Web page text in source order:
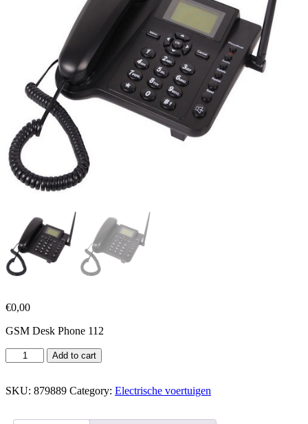
€0,00
GSM Desk Phone 112
Add to cart
SKU: 879889 Category: Electrische voertuigen